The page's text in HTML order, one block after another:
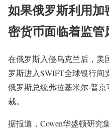
如果俄罗斯利用
密货币面临着监管
在俄罗斯入侵乌克兰后，美
罗斯进入SWIFT全球银行间
俄罗斯总统弗拉基米尔·普
裁。
据报道，Cowen华盛顿研究